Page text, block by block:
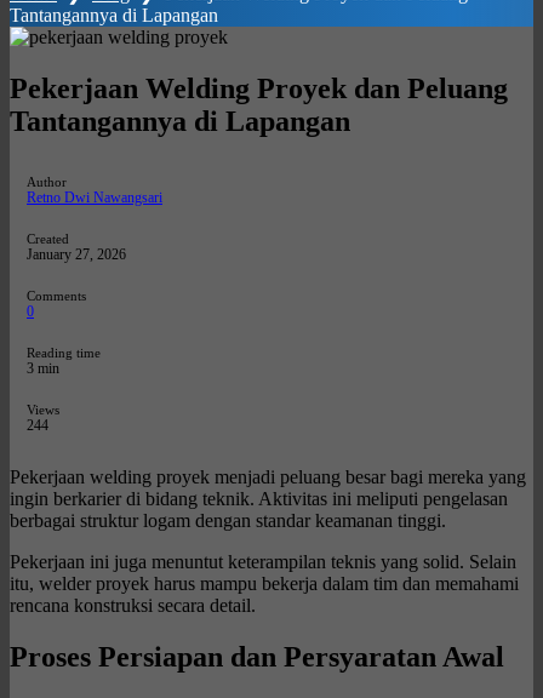
Tantangannya di Lapangan
Pekerjaan Welding Proyek dan Peluang
Tantangannya di Lapangan
Author
Retno Dwi Nawangsari
Created
January 27, 2026
Comments
0
Reading time
3 min
Views
244
Pekerjaan welding proyek menjadi peluang besar bagi mereka yang
ingin berkarier di bidang teknik. Aktivitas ini meliputi pengelasan
berbagai struktur logam dengan standar keamanan tinggi.
Pekerjaan ini juga menuntut keterampilan teknis yang solid. Selain
itu, welder proyek harus mampu bekerja dalam tim dan memahami
rencana konstruksi secara detail.
Proses Persiapan dan Persyaratan Awal